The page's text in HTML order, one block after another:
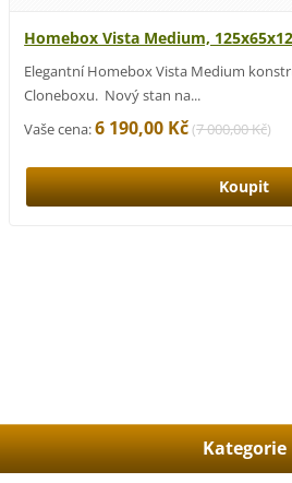
Homebox Vista Medium,
Elegantní Homebox Vista Medium
Cloneboxu. Nový stan na...
Vaše cena:6 190,00 Kč(7 000,00 Kč)
Kategorie